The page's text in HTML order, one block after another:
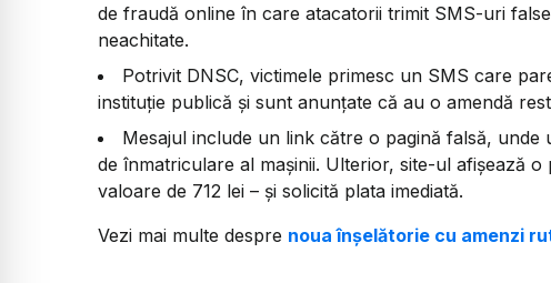
de fraudă online în care atacatorii trimit SMS-uri
neachitate.
Potrivit DNSC, victimele primesc un SMS care
instituție publică și sunt anunțate că au o amendă
Mesajul include un link către o pagină falsă,
de înmatriculare al mașinii. Ulterior, site-ul afișează
valoare de 712 lei – și solicită plata imediată.
Vezi mai multe despre noua înșelătorie cu amenzi